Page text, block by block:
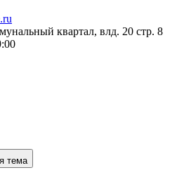
квартал, влд. 20 стр. 8
тема